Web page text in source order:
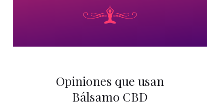
Opiniones que usan
Bálsamo CBD